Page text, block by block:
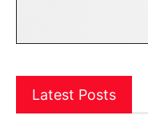
Latest Posts